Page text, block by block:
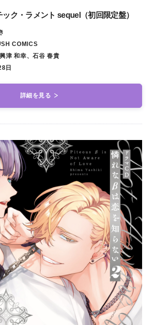
ック・ラメント sequel（初回限定盤）
COMICS
津 和幸、石谷 春貴
日
詳細を見る